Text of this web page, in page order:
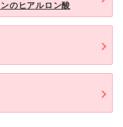
のヒアルロン酸